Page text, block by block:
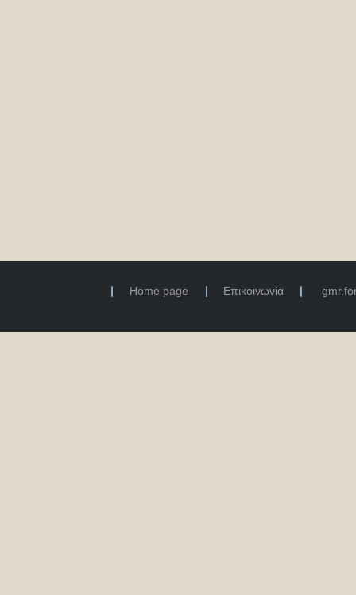
Home page Επικοινωνία